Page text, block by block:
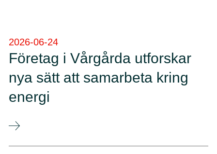
2026-06-24
Företag i Vårgårda utforskar
nya sätt att samarbeta kring
energi